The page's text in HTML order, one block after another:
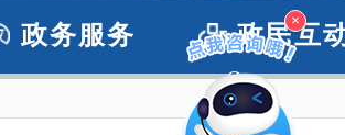
政务服务 政民互
×